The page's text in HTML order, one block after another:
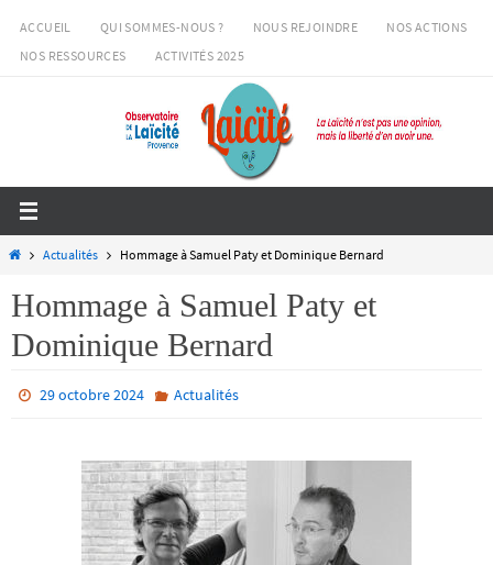
Passer
vers
ACCUEIL QUI SOMMES-NOUS ? NOUS REJOINDRE
NOS ACTIONS
NOS RESSOURCES
ACTIVITÉS 2025
HomeActualités Hommage à Samuel Paty et Dominique Bernard
Hommage à Samuel Paty et
Dominique Bernard
29 octobre 2024 Actualités